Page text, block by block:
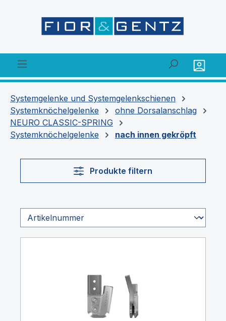
Systemgelenke und Systemgelenkschienen
Systemknöchelgelenke
ohne Dorsalanschlag
NEURO CLASSIC-SPRING
Systemknöchelgelenke
nach innen gekröpft
Produkte filtern